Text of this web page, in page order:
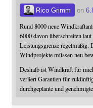
Rico Grimm on
Rund 8000 neue
6000 davon überschreiten
Leistungsgrenze regelmäßig.
Windprojekte müssen neu
Deshalb ist Windkraft für
verliert Garantien für
durchgeplante und